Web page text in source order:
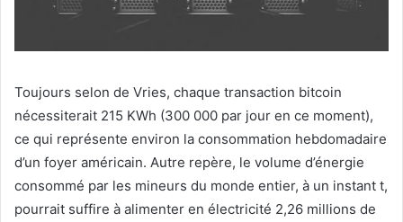
Toujours selon de Vries, chaque transaction bitcoin
nécessiterait 215 KWh (300 000 par jour en ce moment),
ce qui représente environ la consommation hebdomadaire
d’un foyer américain. Autre repère, le volume d’énergie
consommé par les mineurs du monde entier, à un instant t,
pourrait suffire à alimenter en électricité 2,26 millions de